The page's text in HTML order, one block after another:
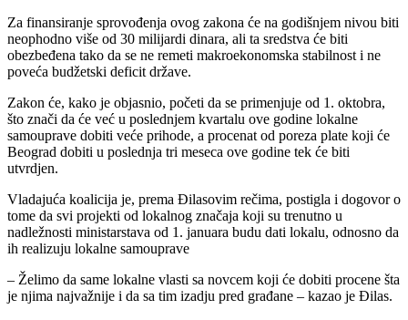
Za finansiranje sprovođenja ovog zakona će na godišnjem nivou biti
neophodno više od 30 milijardi dinara, ali ta sredstva će biti
obezbeđena tako da se ne remeti makroekonomska stabilnost i ne
poveća budžetski deficit države.
Zakon će, kako je objasnio, početi da se primenjuje od 1. oktobra,
što znači da će već u poslednjem kvartalu ove godine lokalne
samouprave dobiti veće prihode, a procenat od poreza plate koji će
Beograd dobiti u poslednja tri meseca ove godine tek će biti
utvrdjen.
Vladajuća koalicija je, prema Đilasovim rečima, postigla i dogovor o
tome da svi projekti od lokalnog značaja koji su trenutno u
nadležnosti ministarstava od 1. januara budu dati lokalu, odnosno da
ih realizuju lokalne samouprave
– Želimo da same lokalne vlasti sa novcem koji će dobiti procene šta
je njima najvažnije i da sa tim izadju pred građane – kazao je Đilas.